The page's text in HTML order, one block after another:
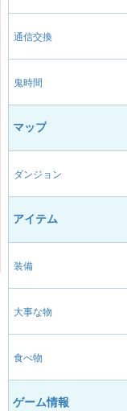
通信交換
鬼時間
マップ
ダンジョン
アイテム
装備
大事な物
食べ物
ゲーム情報